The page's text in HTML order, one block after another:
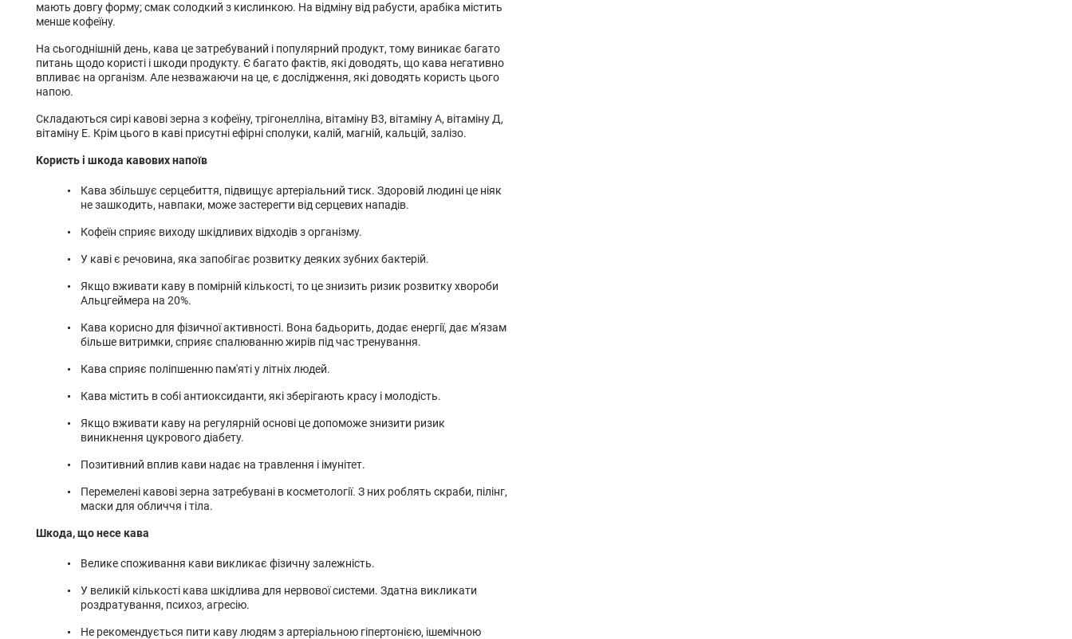
мають довгу форму; смак солодкий з кислинкою. На відміну від рабусти, арабіка містить
менше кофеїну.
На сьогоднішній день, кава це затребуваний і популярний продукт, тому виникає багато
питань щодо користі і шкоди продукту. Є багато фактів, які доводять, що кава негативно
впливає на організм. Але незважаючи на це, є дослідження, які доводять користь цього
напою.
Складаються сирі кавові зерна з кофеїну, трігонелліна, вітаміну В3, вітаміну А, вітаміну Д,
вітаміну Е. Крім цього в каві присутні ефірні сполуки, калій, магній, кальцій, залізо.
Користь і шкода кавових напоїв
Кава збільшує серцебиття, підвищує артеріальний тиск. Здоровій людині це ніяк
не зашкодить, навпаки, може застерегти від серцевих нападів.
Кофеїн сприяє виходу шкідливих відходів з організму.
У каві є речовина, яка запобігає розвитку деяких зубних бактерій.
Якщо вживати каву в помірній кількості, то це знизить ризик розвитку хвороби
Альцгеймера на 20%.
Кава корисно для фізичної активності. Вона бадьорить, додає енергії, дає м'язам
більше витримки, сприяє спалюванню жирів під час тренування.
Кава сприяє поліпшенню пам'яті у літніх людей.
Кава містить в собі антиоксиданти, які зберігають красу і молодість.
Якщо вживати каву на регулярній основі це допоможе знизити ризик
виникнення цукрового діабету.
Позитивний вплив кави надає на травлення і імунітет.
Перемелені кавові зерна затребувані в косметології. З них роблять скраби, пілінг,
маски для обличчя і тіла.
Шкода, що несе кава
Велике споживання кави викликає фізичну залежність.
У великій кількості кава шкідлива для нервової системи. Здатна викликати
роздратування, психоз, агресію.
Не рекомендується пити каву людям з артеріальною гіпертонією, ішемічною